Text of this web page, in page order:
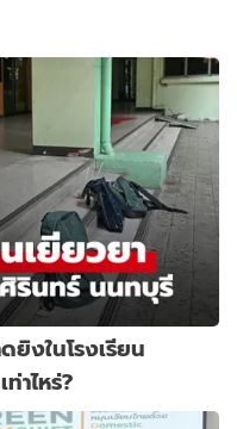
ยิงในโรงเรียน
าไหร่?